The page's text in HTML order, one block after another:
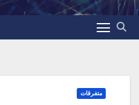
متفرقات